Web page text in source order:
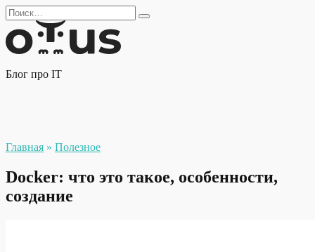
Перейти
к
содержанию
Search
for:
Блог про IT
Главная » Полезное
Docker: что это такое, особенности,
создание